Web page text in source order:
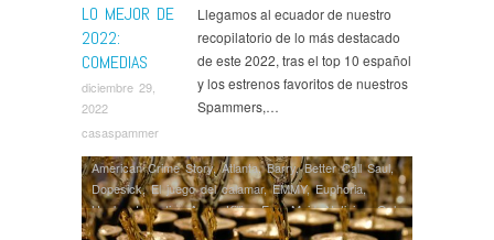
LO MEJOR DE
2022:
COMEDIAS
diciembre 29,
2022
casaspammer
Llegamos al ecuador de nuestro
recopilatorio de lo más destacado
de este 2022, tras el top 10 español
y los estrenos favoritos de nuestros
Spammers,…
American Crime Story,Atlanta,Barry,Better Call Saul,
Dopesick,El juego del calamar,EMMY,Euphoria,
Hacks,Inventing Anna,Killing Eve,Maid,Noticias,Only
Murders in the Building,Ozark,Pam and Tommy,